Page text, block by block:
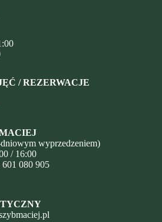
/ REZERWACJE
wyprzedzeniem)
/ 16:00
601 080 905